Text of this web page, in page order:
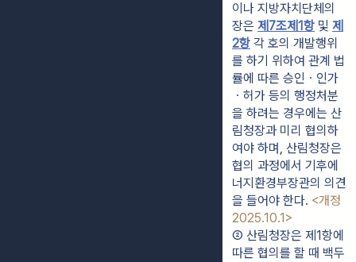
이나 지방자치단체의
장은 제7조제1항 및 제
2항 각 호의 개발행위
를 하기 위하여 관계 법
률에 따른 승인ㆍ인가
ㆍ허가 등의 행정처분
을 하려는 경우에는 산
림청장과 미리 협의하
여야 하며, 산림청장은
협의 과정에서 기후에
너지환경부장관의 의견
을 들어야 한다. <개정
2025.10.1>
② 산림청장은 제1항에
따른 협의를 할 때 백두